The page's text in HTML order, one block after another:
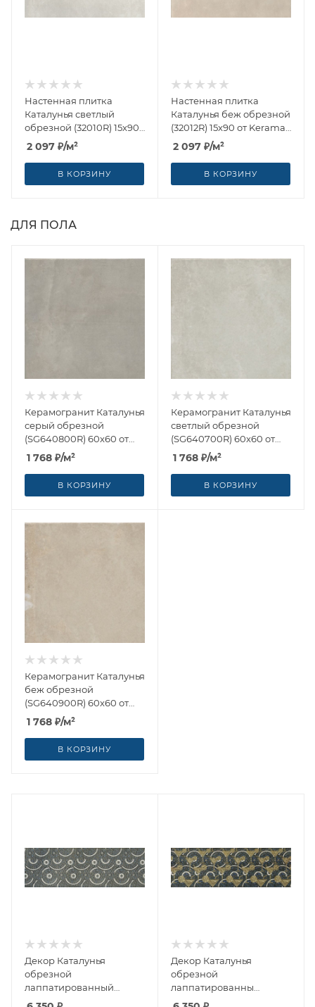
Настенная плитка
Каталунья светлый
обрезной (32010R) 15x90
от Kerama Marazzi
(Россия)
2 097 ₽/м²
В КОРЗИНУ
Настенная плитка
Каталунья беж обрезной
(32012R) 15x90 от Kerama
Marazzi (Россия)
2 097 ₽/м²
В КОРЗИНУ
ДЛЯ ПОЛА
Керамогранит Каталунья
серый обрезной
(SG640800R) 60x60 от
Kerama Marazzi (Россия)
1 768 ₽/м²
В КОРЗИНУ
Керамогранит Каталунья
светлый обрезной
(SG640700R) 60x60 от
Kerama Marazzi (Россия)
1 768 ₽/м²
В КОРЗИНУ
Керамогранит Каталунья
беж обрезной
(SG640900R) 60x60 от
Kerama Marazzi (Россия)
1 768 ₽/м²
В КОРЗИНУ
Декор Каталунья
обрезной
лаппатированный
(HGD/A407/13000RL)
Декор Каталунья
обрезной
лаппатированны
(HGD/A408/13000RL)